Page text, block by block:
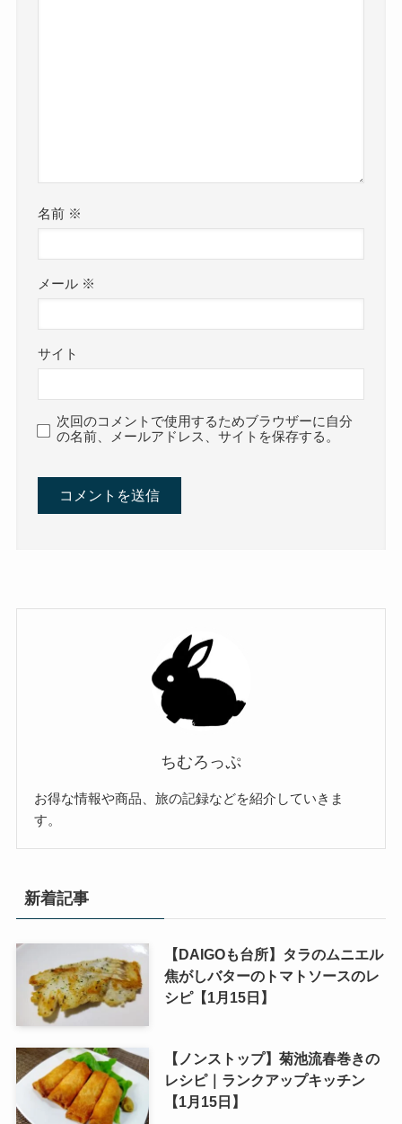
名前 ※
メール ※
サイト
次回のコメントで使用するためブラウザーに自分
の名前、メールアドレス、サイトを保存する。
ちむろっぷ
お得な情報や商品、旅の記録などを紹介していきま
す。
新着記事
【DAIGOも台所】タラのムニエル
焦がしバターのトマトソースのレ
シピ【1月15日】
【ノンストップ】菊池流春巻きの
レシピ｜ランクアップキッチン
【1月15日】